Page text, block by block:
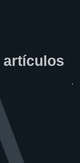
artículos